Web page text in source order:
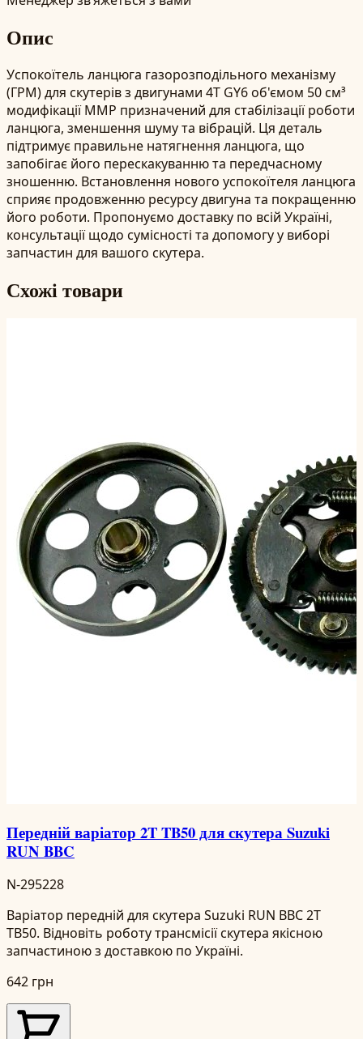
Опис
Успокоїтель ланцюга газорозподільного механізму
(ГРМ) для скутерів з двигунами 4T GY6 об'ємом 50 см³
модифікації ММР призначений для стабілізації роботи
ланцюга, зменшення шуму та вібрацій. Ця деталь
підтримує правильне натягнення ланцюга, що
запобігає його перескакуванню та передчасному
зношенню. Встановлення нового успокоїтеля ланцюга
сприяє продовженню ресурсу двигуна та покращенню
його роботи. Пропонуємо доставку по всій Україні,
консультації щодо сумісності та допомогу у виборі
запчастин для вашого скутера.
Схожі товари
Передній варіатор 2T TB50 для скутера Suzuki
RUN BBC
N-295228
Варіатор передній для скутера Suzuki RUN BBC 2T
TB50. Відновіть роботу трансмісії скутера якісною
запчастиною з доставкою по Україні.
642 грн